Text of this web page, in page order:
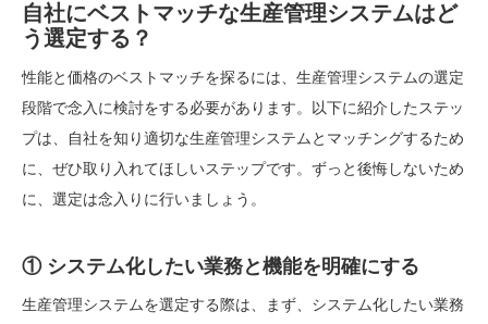
自社にベストマッチな生産管理システムはど
う選定する？
性能と価格のベストマッチを探るには、生産管理システムの選定
段階で念入に検討をする必要があります。以下に紹介したステッ
プは、自社を知り適切な生産管理システムとマッチングするため
に、ぜひ取り入れてほしいステップです。ずっと後悔しないため
に、選定は念入りに行いましょう。
① システム化したい業務と機能を明確にする
生産管理システムを選定する際は、まず、システム化したい業務